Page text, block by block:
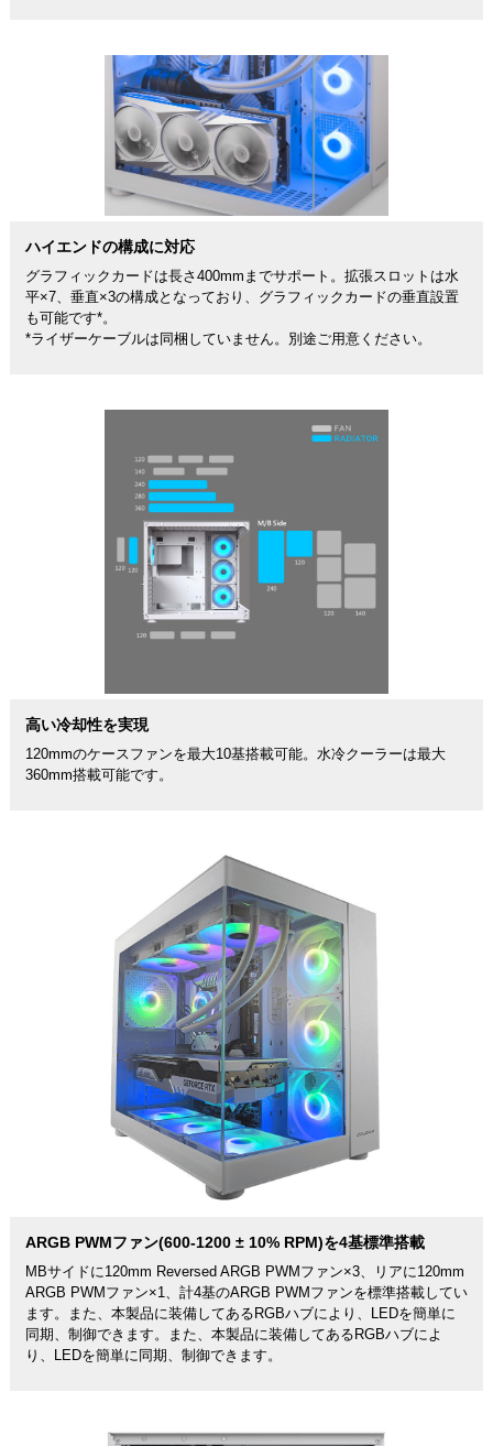
ハイエンドの構成に対応
グラフィックカードは長さ400mmまでサポート。拡張スロットは水
平×7、垂直×3の構成となっており、グラフィックカードの垂直設置
も可能です*。
*ライザーケーブルは同梱していません。別途ご用意ください。
高い冷却性を実現
120mmのケースファンを最大10基搭載可能。水冷クーラーは最大
360mm搭載可能です。
ARGB PWMファン(600-1200 ± 10% RPM)を4基標準搭載
MBサイドに120mm Reversed ARGB PWMファン×3、リアに120mm
ARGB PWMファン×1、計4基のARGB PWMファンを標準搭載してい
ます。また、本製品に装備してあるRGBハブにより、LEDを簡単に
同期、制御できます。また、本製品に装備してあるRGBハブによ
り、LEDを簡単に同期、制御できます。